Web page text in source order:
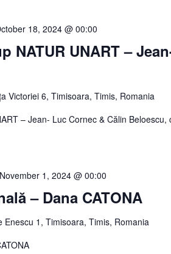
NATUR UNART –
18, 2024 @ 00:00
Victoriei 6, Timisoara, Timis, Romania
– Jean- Luc Cornec & Călin Beloescu,
– Dana CATONA
November 1, 2024 @ 00:00
Enescu 1, Timisoara, Timis, Romania